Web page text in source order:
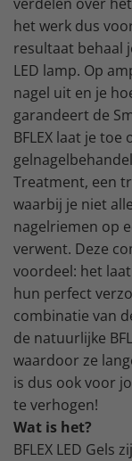
het werk dus
resultaat behaal
LED lamp. Op
nagel uit en je
garandeert de
BFLEX laat je
Treatment, een
waarbij je niet
nagelriemen op
verwent. Deze
voordeel: het
hun perfect
combinatie van
de natuurlijke
waardoor ze
is dus ook voor
te verhogen!
Wat is het?
BFLEX LED Gels